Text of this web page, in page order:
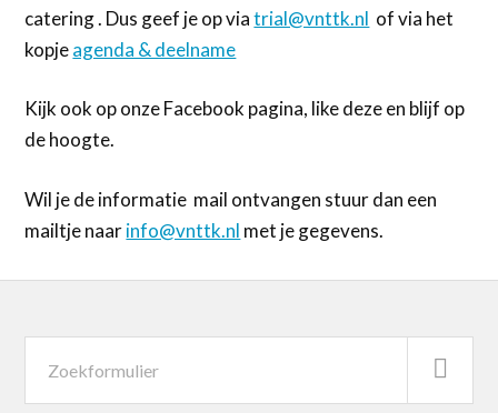
catering . Dus geef je op viatrial@vnttk.nl of via het
kopjeagenda & deelname
Kijk ook op onze Facebook pagina, like deze en blijf op
de hoogte.
Wil je de informatie mail ontvangen stuur dan een
mailtje naarinfo@vnttk.nl met je gegevens.